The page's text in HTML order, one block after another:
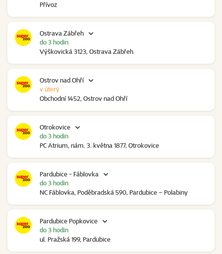
Přívoz
Ostrava Zábřeh
Výškovická 3123, Ostrava Zábřeh
do 3 hodin
Ostrov nad Ohří
Obchodní 1452, Ostrov nad Ohří
v úterý
Otrokovice
PC Atrium, nám. 3. května 1877, Otrokovice
do 3 hodin
Pardubice - Fáblovka
NC Fáblovka, Poděbradská 590, Pardubice – Polabiny
do 3 hodin
Pardubice Popkovice
ul. Pražská 199, Pardubice
do 3 hodin